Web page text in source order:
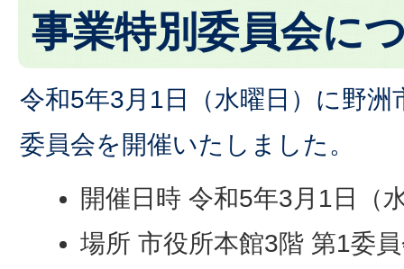
事業特別委員会に
令和5年3月1日（水曜日）に野洲
委員会を開催いたしました。
開催日時 令和5年3月1日（
場所 市役所本館3階 第1委